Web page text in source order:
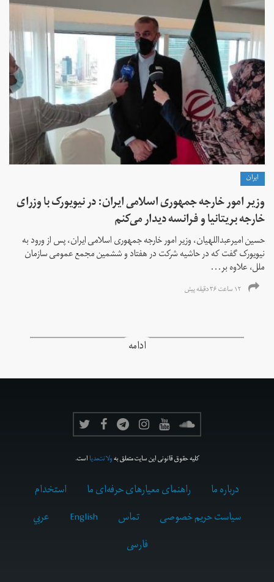
ايران
وزیر امور خارجه جمهوری اسلامی ایران: در نیویورک با وزرای
خارجه بریتانیا و فرانسه دیدار می‌کنم
حسین امیرعبداللهیان، وزیر امور خارجه جمهوری اسلامی ایران، پس از ورود به
نیویورک گفت که در حاشیه شرکت در هفتاد و ششمین مجمع عمومی سازمان
ملل، علاوه بر...
۱۲ ساعت ۳۶ دقیقه پیش
ادامه
کلیه حقوق قانونی این سایت متعلق بهولانت‌مدیااست.
درباره ما راهنمای معیارهای حرفه‌ای ما
استخدام
سیاست حریم خصوصی
تماس English
عربي
فارسى